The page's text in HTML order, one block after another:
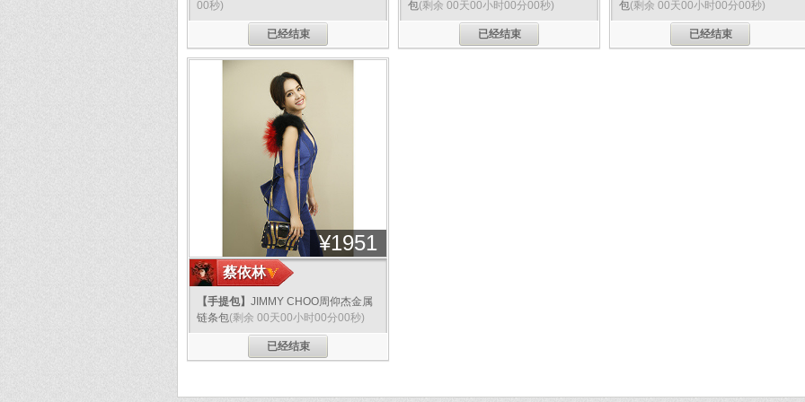
00秒)
已经结束
分享
¥1951
蔡依林
【手提包】 JIMMY CHOO周仰杰金属
链条包(剩余 00天00小时00分00秒)
已经结束
包(剩余 00天00小时00分00秒)
已经结束
包(剩余 00天00小时00分00秒)
已经结束